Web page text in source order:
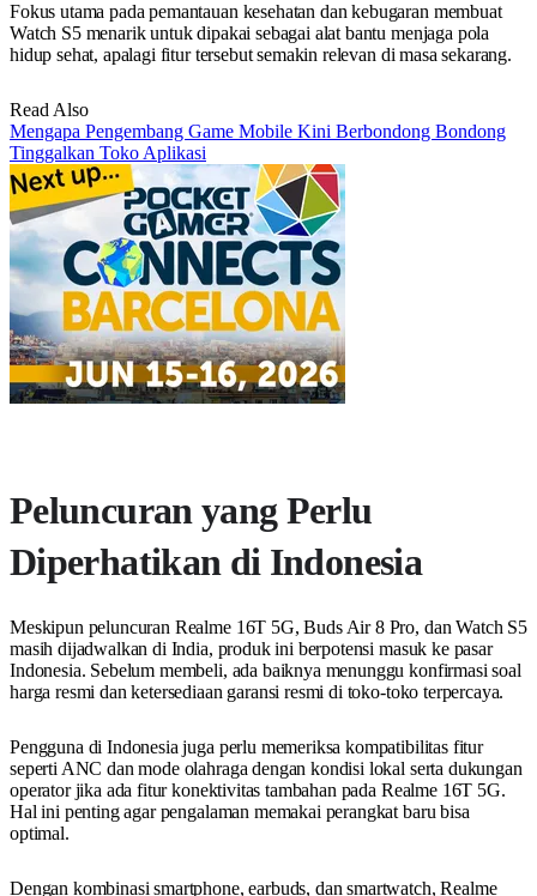
Fokus utama pada pemantauan kesehatan dan kebugaran membuat
Watch S5 menarik untuk dipakai sebagai alat bantu menjaga pola
hidup sehat, apalagi fitur tersebut semakin relevan di masa sekarang.
Read Also
Mengapa Pengembang Game Mobile Kini Berbondong Bondong
Tinggalkan Toko Aplikasi
Peluncuran yang Perlu
Diperhatikan di Indonesia
Meskipun peluncuran Realme 16T 5G, Buds Air 8 Pro, dan Watch S5
masih dijadwalkan di India, produk ini berpotensi masuk ke pasar
Indonesia. Sebelum membeli, ada baiknya menunggu konfirmasi soal
harga resmi dan ketersediaan garansi resmi di toko-toko terpercaya.
Pengguna di Indonesia juga perlu memeriksa kompatibilitas fitur
seperti ANC dan mode olahraga dengan kondisi lokal serta dukungan
operator jika ada fitur konektivitas tambahan pada Realme 16T 5G.
Hal ini penting agar pengalaman memakai perangkat baru bisa
optimal.
Dengan kombinasi smartphone, earbuds, dan smartwatch, Realme